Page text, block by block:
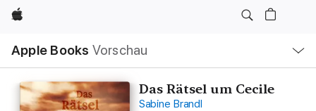
Apple
Apple Books Vorschau
Navigation
Menü
öffnen
Das Rätsel um Cecile
Sabine Brandl